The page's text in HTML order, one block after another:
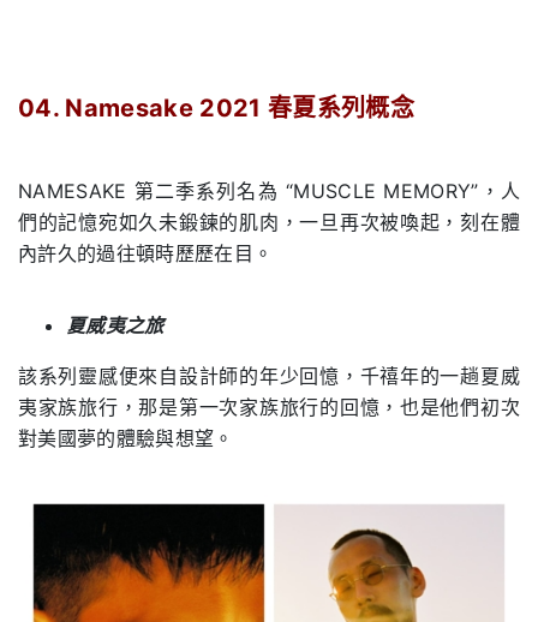
04. Namesake 2021春夏系列概念
NAMESAKE 第二季系列名為 “MUSCLE MEMORY”，人
們的記憶宛如久未鍛鍊的肌肉，一旦再次被喚起，刻在體
內許久的過往頓時歷歷在目。
夏威夷之旅
該系列靈感便來自設計師的年少回憶，千禧年的一趟夏威
夷家族旅行，那是第一次家族旅行的回憶，也是他們初次
對美國夢的體驗與想望。